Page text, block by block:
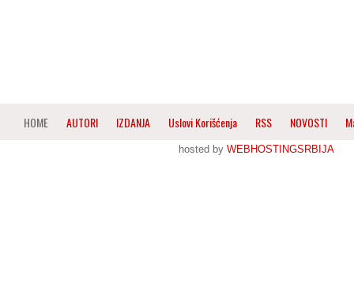
HOME AUTORI IZDANJA Uslovi Korišćenja RSS NOVOSTI
hosted by WEBHOSTINGSRBIJA